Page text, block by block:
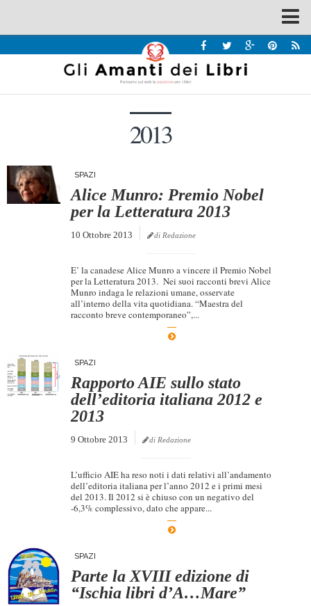
Recensioni
Interviste & Incontri
Chi siamo
Contatti
Rassegna Stampa
Archivio
Partnership
Giallo Stresa
A Tutto Volume
Salone di Torino
2013
SPAZI
Alice Munro: Premio Nobel
per la Letteratura 2013
10 Ottobre 2013 di Redazione
E’ la canadese Alice Munro a vincere il Premio Nobel
per la Letteratura 2013. Nei suoi racconti brevi Alice
Munro indaga le relazioni umane, osservate
all’interno della vita quotidiana. “Maestra del
racconto breve contemporaneo”,...
SPAZI
Rapporto AIE sullo stato
dell’editoria italiana 2012 e
2013
9 Ottobre 2013 di Redazione
L’ufficio AIE ha reso noti i dati relativi all’andamento
dell’editoria italiana per l’anno 2012 e i primi mesi
del 2013. Il 2012 si è chiuso con un negativo del
-6,3% complessivo, dato che appare...
SPAZI
Parte la XVIII edizione di
“Ischia libri d’A…Mare”